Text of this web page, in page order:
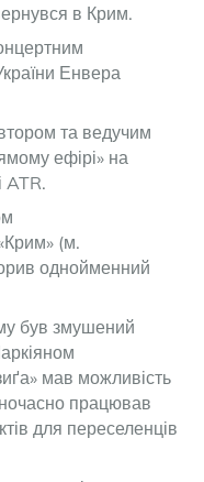
в Крим.
Енвера
та ведучим
ефірі» на
ATR.
(м.
однойменний
був змушений
мав можливість
працював
для переселенців